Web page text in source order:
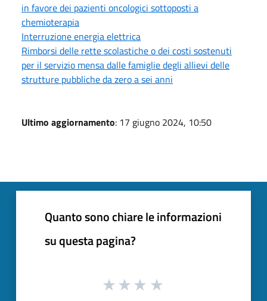
in favore dei pazienti oncologici sottoposti a
chemioterapia
Interruzione energia elettrica
Rimborsi delle rette scolastiche o dei costi sostenuti
per il servizio mensa dalle famiglie degli allievi delle
strutture pubbliche da zero a sei anni
Ultimo aggiornamento: 17 giugno 2024, 10:50
Quanto sono chiare le informazioni
su questa pagina?